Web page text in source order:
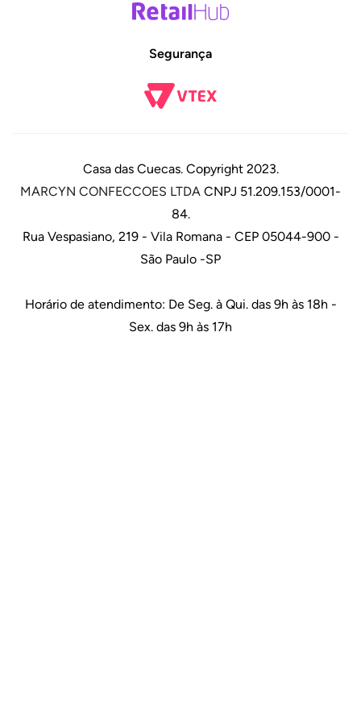
Segurança
Casa das Cuecas. Copyright 2023.
MARCYN CONFECCOES LTDA CNPJ 51.209.153/0001-
84.
Rua Vespasiano, 219 - Vila Romana - CEP 05044-900 -
São Paulo -SP
Horário de atendimento: De Seg. à Qui. das 9h às 18h -
Sex. das 9h às 17h